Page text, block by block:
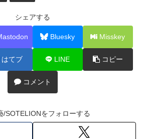
シェアする
Bluesky Misskey
はてブ LINE コピー
コメント
/SOTELIONをフォローする